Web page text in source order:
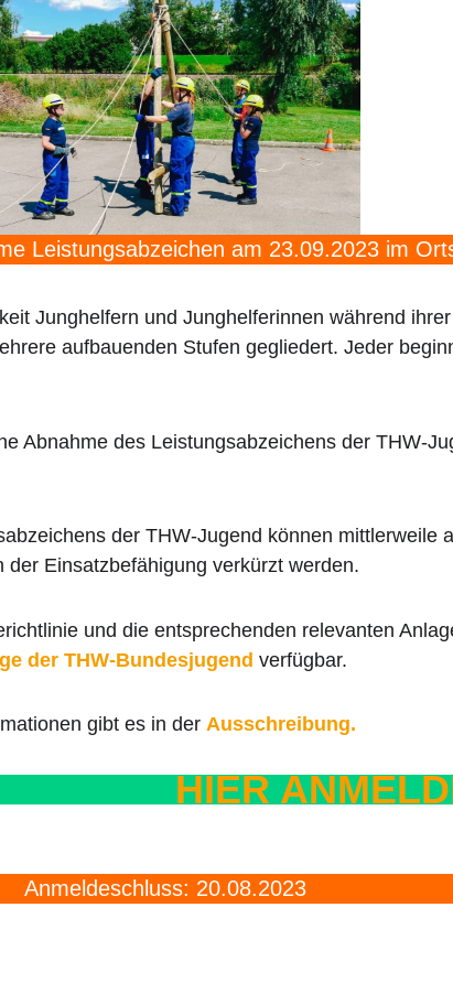
Leistungsabzeichen am 23.09.2023 im
Junghelfern und Junghelferinnen während
aufbauenden Stufen gegliedert. Jeder
Abnahme des Leistungsabzeichens der THW-
der THW-Jugend können mittlerweile
Einsatzbefähigung verkürzt werden.
und die entsprechenden relevanten
der THW-Bundesjugend verfügbar.
gibt es in der Ausschreibung.
HIER
Anmeldeschluss: 20.08.2023